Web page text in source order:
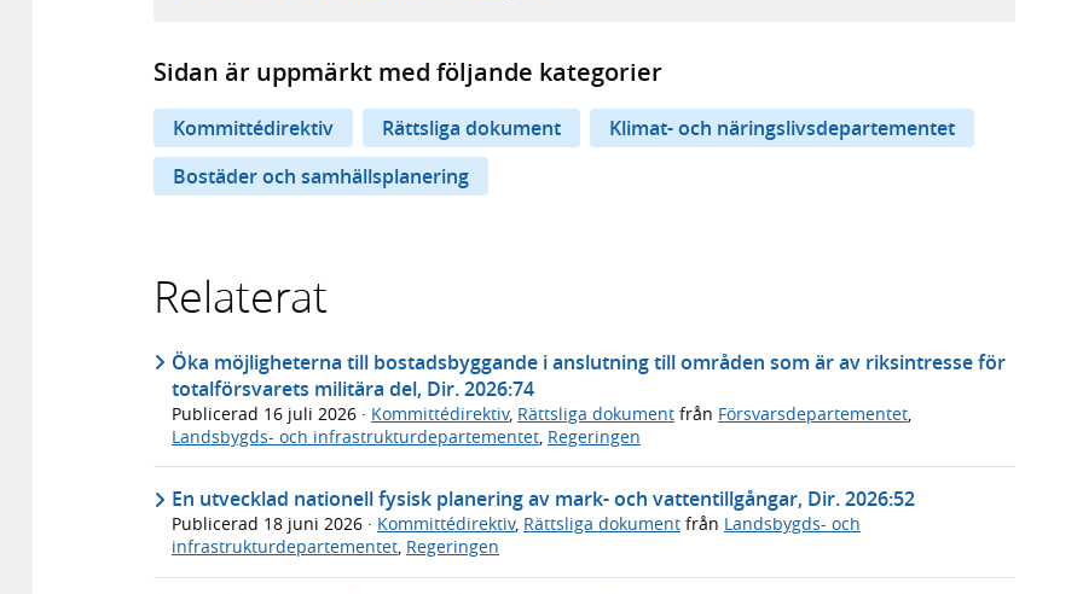
Sidan är uppmärkt med följande kategorier
Kommittédirektiv Rättsliga dokument
Klimat- och näringslivsdepartementet
Bostäder och samhällsplanering
Relaterat
Öka möjligheterna till bostadsbyggande i anslutning till områden som är av riksintresse för
totalförsvarets militära del, Dir. 2026:74
Publicerad 16 juli 2026 · Kommittédirektiv, Rättsliga dokument från Försvarsdepartementet
Landsbygds- och infrastrukturdepartementet Regeringen
En utvecklad nationell fysisk planering av mark- och vattentillgångar, Dir. 2026:52
Publicerad 18 juni 2026 · Kommittédirektiv, Rättsliga dokument från Landsbygds- och
infrastrukturdepartementet, Regeringen